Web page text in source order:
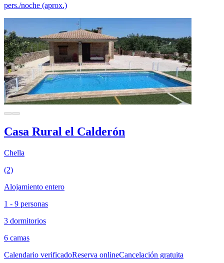
pers./noche (aprox.)
Casa Rural el Calderón
Chella
(2)
Alojamiento entero
1 - 9 personas
3 dormitorios
6 camas
Calendario verificadoReserva onlineCancelación gratuita